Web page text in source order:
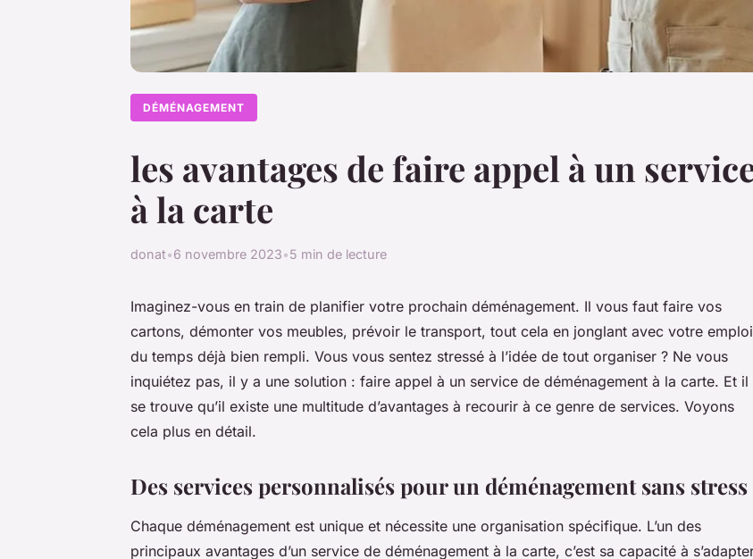
DÉMÉNAGEMENT
les avantages de faire appel à un
à la carte
donat•6 novembre 2023•5 min de lecture
Imaginez-vous en train de planifier votre prochain déménagement. Il vous faut faire vos
cartons, démonter vos meubles, prévoir le transport, tout cela en jonglant avec votre emploi
du temps déjà bien rempli. Vous vous sentez stressé à l’idée de tout organiser ? Ne vous
inquiétez pas, il y a une solution : faire appel à un service de déménagement à la carte. Et il
se trouve qu’il existe une multitude d’avantages à recourir à ce genre de services. Voyons
cela plus en détail.
Des services personnalisés pour un déménagement sans stress
Chaque déménagement est unique et nécessite une organisation spécifique. L’un des
principaux avantages d’un service de déménagement à la carte, c’est sa capacité à